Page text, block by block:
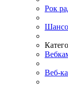
Рок
Веб-